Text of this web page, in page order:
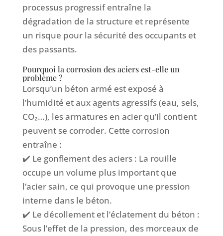
processus progressif entraîne la
dégradation de la structure et représente
un risque pour la sécurité des occupants et
des passants.
Pourquoi la corrosion des aciers est-elle un
problème ?
Lorsqu’un béton armé est exposé à
l’humidité et aux agents agressifs (eau, sels,
CO₂…), les armatures en acier qu’il contient
peuvent se corroder. Cette corrosion
entraîne :
✔️ Le gonflement des aciers : La rouille
occupe un volume plus important que
l’acier sain, ce qui provoque une pression
interne dans le béton.
✔️ Le décollement et l’éclatement du béton :
Sous l’effet de la pression, des morceaux de